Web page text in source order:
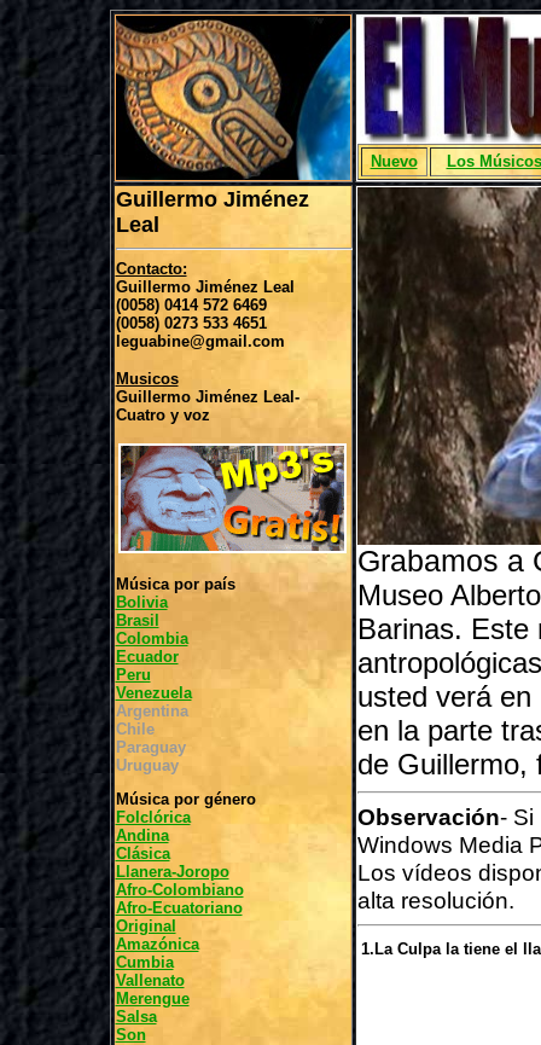
Nuevo Los Músicos
Guillermo Jiménez
Leal
Contacto:
Guillermo Jiménez Leal
(0058) 0414 572 6469
(0058) 0273 533 4651
leguabine@gmail.com
Musicos
Guillermo Jiménez Leal-
Cuatro y voz
Música por país
Bolivia
Brasil
Colombia
Ecuador
Peru
Venezuela
Argentina
Chile
Paraguay
Uruguay
Música por género
Folclórica
Andina
Clásica
Llanera-Joropo
Afro-Colombiano
Afro-Ecuatoriano
Original
Amazónica
Cumbia
Vallenato
Merengue
Salsa
Son
Grabamos a
Museo
Barinas. Este
usted verá
en la parte
de Guillermo,
Observación- Si
Windows Media
Los vídeos
alta resolución.
1.La Culpa la tiene el